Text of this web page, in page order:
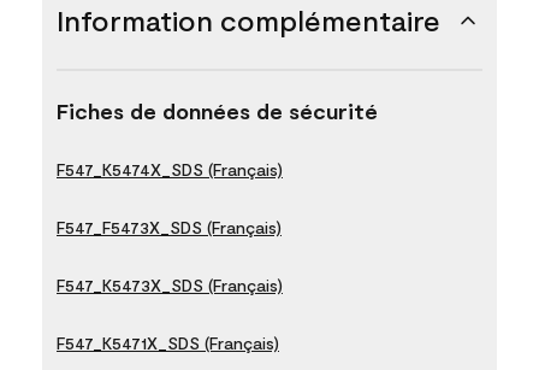
Information complémentaire
Fiches de données de sécurité
F547_K5474X_SDS (Français)
F547_F5473X_SDS (Français)
F547_K5473X_SDS (Français)
F547_K5471X_SDS (Français)